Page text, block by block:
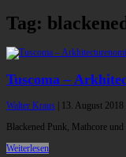
Tag:
Tuscoma –
Walter Kraus 13. August 2018
Blackened Punk, Mathcore
Weiterlesen